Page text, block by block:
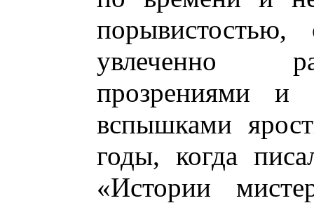
порывистостью,
увлеченно
прозрениями и
вспышками
годы, когда
«Истории